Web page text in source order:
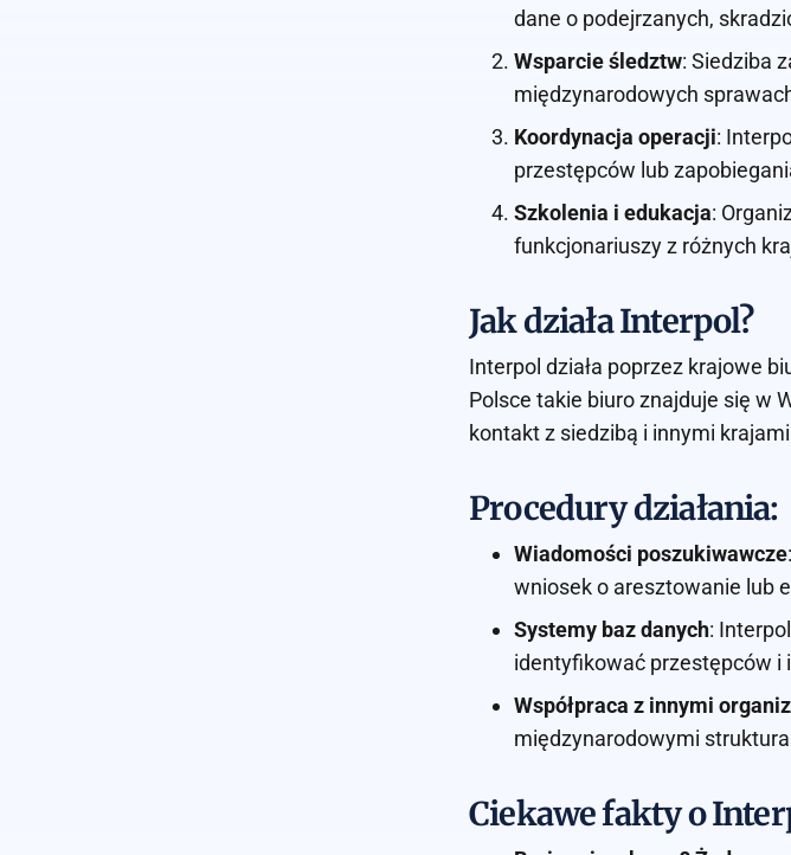
dane o podejrzanych,
Wsparcie śledztw: Siedziba
międzynarodowych
Koordynacja operacji:
przestępców lub
Szkolenia i edukacja:
funkcjonariuszy z różnych
Jak działa Interpol?
Interpol działa poprzez krajowe
Polsce takie biuro znajduje się w
kontakt z siedzibą i innymi
Procedury działania:
Wiadomości poszukiwawcze
wniosek o aresztowanie lub
Systemy baz danych:
identyfikować przestępców i
Współpraca z innymi
międzynarodowymi
Ciekawe fakty o